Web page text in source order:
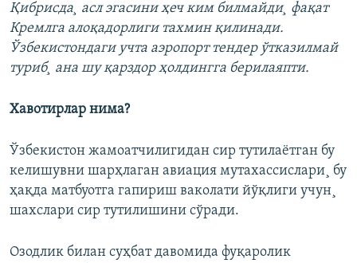
Қибрисда¸ асл эгасини ҳеч ким билмайди¸ фақат
Кремлга алоқадорлиги тахмин қилинади.
Ўзбекистондаги учта аэропорт тендер ўтказилмай
туриб¸ ана шу қарздор ҳолдингга берилаяпти.
Хавотирлар нима?
Ўзбекистон жамоатчилигидан сир тутилаëтган бу
келишувни шарҳлаган авиация мутахассислари¸ бу
ҳақда матбуотга гапириш ваколати йўқлиги учун¸
шахслари сир тутилишини сўради.
Озодлик билан суҳбат давомида фуқаролик